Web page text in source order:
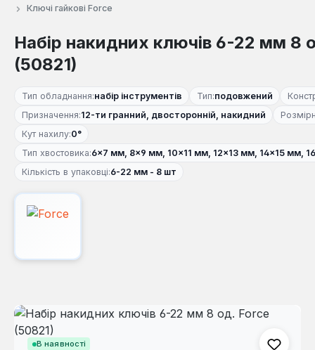
Ключі гайкові Force
Набір накидних ключів 6-22 мм 8
(50821)
Тип обладнання:набір інструментів Тип:подовжений
Призначення:12-ти гранний, двосторонній, накидний
Кут нахилу:0°
Тип хвостовика:6×7 мм, 8×9 мм, 10×11 мм, 12×13 мм, 14×15 мм,
Кількість в упаковці:6-22 мм - 8 шт
В наявності
Пропустити галерею зображень